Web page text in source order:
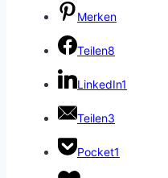
Merken
Teilen8
LinkedIn1
Teilen3
Pocket1